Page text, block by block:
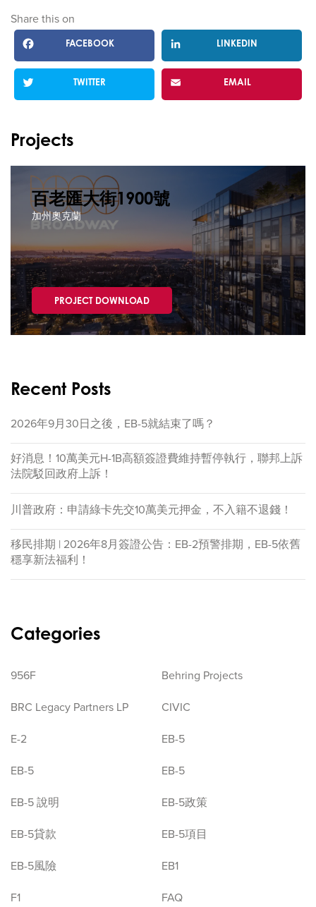
Share this on
FACEBOOK LINKEDIN
TWITTER EMAIL
Projects
百老匯大街1900號
加州奧克蘭
PROJECT DOWNLOAD
Recent Posts
2026年9月30日之後，EB-5就結束了嗎？
好消息！10萬美元H-1B高額簽證費維持暫停執行，聯邦上訴
法院駁回政府上訴！
川普政府：申請綠卡先交10萬美元押金，不入籍不退錢！
移民排期 | 2026年8月簽證公告：EB-2預警排期，EB-5依舊
穩享新法福利！
Categories
956F
Behring Projects
BRC Legacy Partners LP
CIVIC
E-2
EB-5
EB-5
EB-5
EB-5 說明
EB-5政策
EB-5貸款
EB-5項目
EB-5風險
EB1
F1
FAQ